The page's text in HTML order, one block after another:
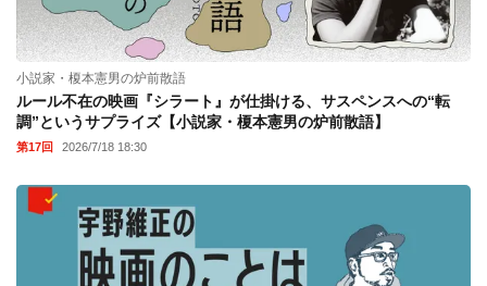
小説家・榎本憲男の炉前散語
ルール不在の映画『シラート』が仕掛ける、サスペンスへの“転
調”というサプライズ【小説家・榎本憲男の炉前散語】
第17回 2026/7/18 18:30